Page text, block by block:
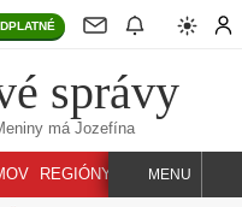
správy
má Jozefína
REGIÓNY INDEX SVET
MENU